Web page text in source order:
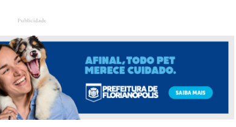
Publicidade